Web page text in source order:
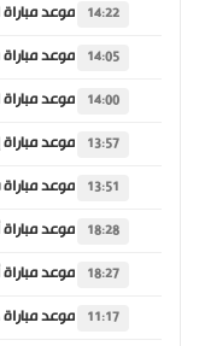
14:22
14:05
14:00
13:57
13:51
18:28
18:27
11:17